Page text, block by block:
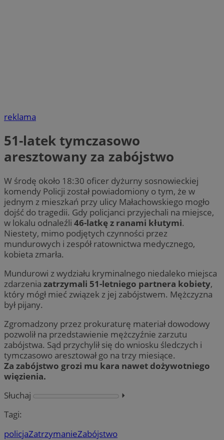
reklama
51-latek tymczasowo
aresztowany za zabójstwo
W środę około 18:30 oficer dyżurny sosnowieckiej
komendy Policji został powiadomiony o tym, że w
jednym z mieszkań przy ulicy Małachowskiego mogło
dojść do tragedii. Gdy policjanci przyjechali na miejsce,
w lokalu odnaleźli 46-latkę z ranami kłutymi.
Niestety, mimo podjętych czynności przez
mundurowych i zespół ratownictwa medycznego,
kobieta zmarła.
Mundurowi z wydziału kryminalnego niedaleko miejsca
zdarzenia zatrzymali 51-letniego partnera kobiety,
który mógł mieć związek z jej zabójstwem. Mężczyzna
był pijany.
Zgromadzony przez prokuraturę materiał dowodowy
pozwolił na przedstawienie mężczyźnie zarzutu
zabójstwa. Sąd przychylił się do wniosku śledczych i
tymczasowo aresztował go na trzy miesiące.
Za zabójstwo grozi mu kara nawet dożywotniego
więzienia.
Słuchaj
⏵︎
Tagi:
policjaZatrzymanieZabójstwo